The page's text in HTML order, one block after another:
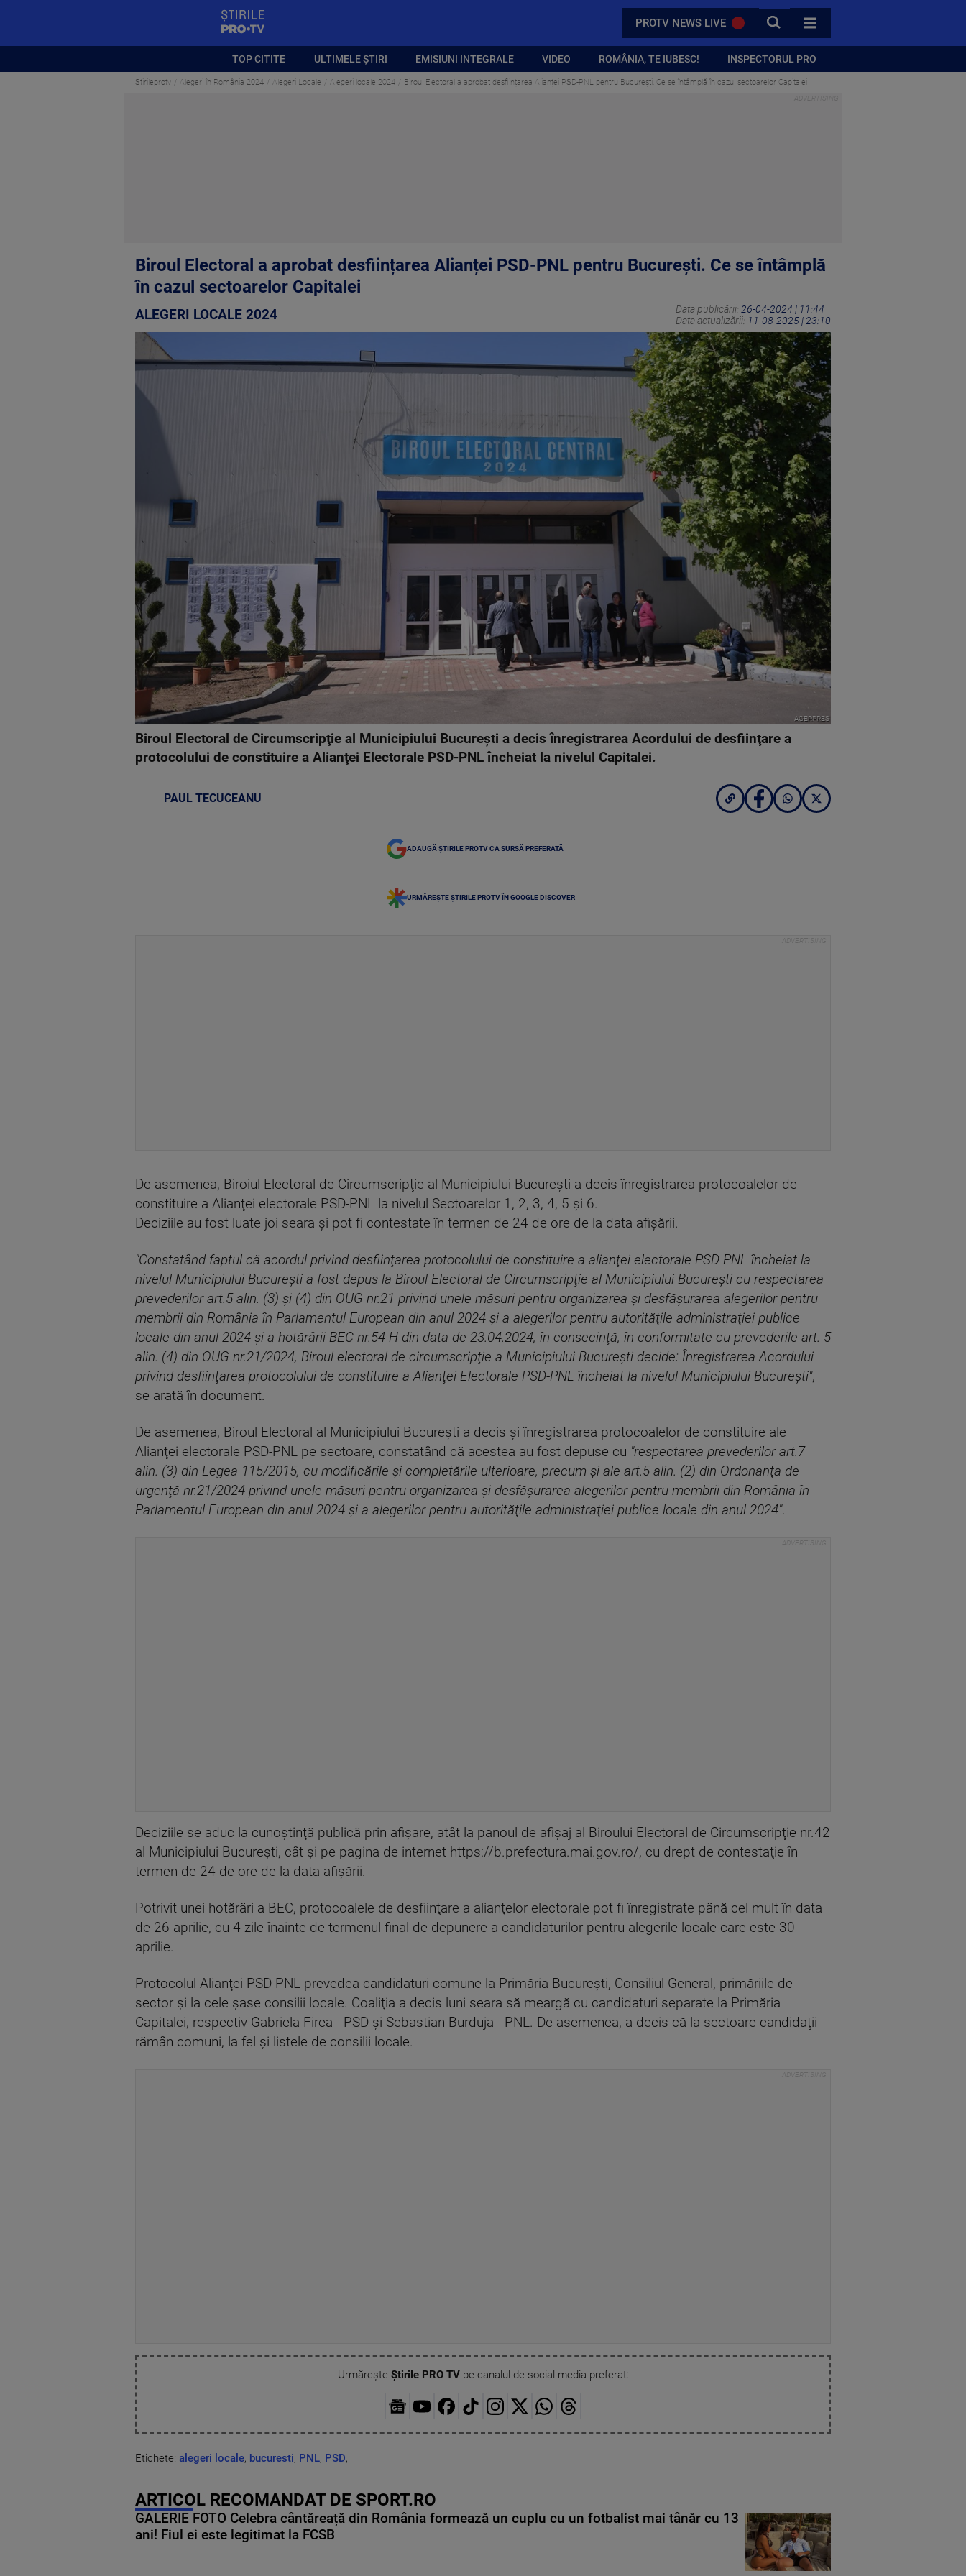
PROTV NEWS LIVE CAUTA
TOATE CATEGORIILE
TOP CITITE ULTIMELE ȘTIRI EMISIUNI INTEGRALE VIDEO ROMÂNIA, TE IUBESC! INSPECTORUL PRO
Stirileprotv Alegeri în România 2024 Alegeri Locale Alegeri locale 2024 Biroul Electoral a aprobat desființarea Alianței PSD-PNL pentru București. Ce se întâmplă în cazul sectoarelor Capitalei
Biroul Electoral a aprobat desființarea Alianței PSD-PNL pentru București. Ce se întâmplă
în cazul sectoarelor Capitalei
ALEGERI LOCALE 2024 Data publicării: 26-04-2024 | 11:44
Data actualizării: 11-08-2025 | 23:10
AGERPRES
Biroul Electoral de Circumscripţie al Municipiului Bucureşti a decis înregistrarea Acordului de desfiinţare a
protocolului de constituire a Alianţei Electorale PSD-PNL încheiat la nivelul Capitalei.
PAUL TECUCEANU
ADAUGĂ ȘTIRILE PROTV CA SURSĂ PREFERATĂ
URMĂREȘTE ȘTIRILE PROTV ÎN GOOGLE DISCOVER
De asemenea, Biroiul Electoral de Circumscripţie al Municipiului Bucureşti a decis înregistrarea protocoalelor de
constituire a Alianţei electorale PSD-PNL la nivelul Sectoarelor 1, 2, 3, 4, 5 şi 6.
Deciziile au fost luate joi seara şi pot fi contestate în termen de 24 de ore de la data afişării.
"Constatând faptul că acordul privind desfiinţarea protocolului de constituire a alianţei electorale PSD PNL încheiat la
nivelul Municipiului Bucureşti a fost depus la Biroul Electoral de Circumscripţie al Municipiului Bucureşti cu respectarea
prevederilor art.5 alin. (3) şi (4) din OUG nr.21 privind unele măsuri pentru organizarea şi desfăşurarea alegerilor pentru
membrii din România în Parlamentul European din anul 2024 şi a alegerilor pentru autorităţile administraţiei publice
locale din anul 2024 şi a hotărârii BEC nr.54 H din data de 23.04.2024, în consecinţă, în conformitate cu prevederile art. 5
alin. (4) din OUG nr.21/2024, Biroul electoral de circumscripţie a Municipiului Bucureşti decide: Înregistrarea Acordului
privind desfiinţarea protocolului de constituire a Alianţei Electorale PSD-PNL încheiat la nivelul Municipiului Bucureşti",
se arată în document.
De asemenea, Biroul Electoral al Municipiului Bucureşti a decis şi înregistrarea protocoalelor de constituire ale
Alianţei electorale PSD-PNL pe sectoare, constatând că acestea au fost depuse cu "respectarea prevederilor art.7
alin. (3) din Legea 115/2015, cu modificările şi completările ulterioare, precum şi ale art.5 alin. (2) din Ordonanţa de
urgenţă nr.21/2024 privind unele măsuri pentru organizarea şi desfăşurarea alegerilor pentru membrii din România în
Parlamentul European din anul 2024 şi a alegerilor pentru autorităţile administraţiei publice locale din anul 2024".
Deciziile se aduc la cunoştinţă publică prin afişare, atât la panoul de afişaj al Biroului Electoral de Circumscripţie nr.42
al Municipiului Bucureşti, cât şi pe pagina de internet https://b.prefectura.mai.gov.ro/, cu drept de contestaţie în
termen de 24 de ore de la data afişării.
Potrivit unei hotărâri a BEC, protocoalele de desfiinţare a alianţelor electorale pot fi înregistrate până cel mult în data
de 26 aprilie, cu 4 zile înainte de termenul final de depunere a candidaturilor pentru alegerile locale care este 30
aprilie.
Protocolul Alianţei PSD-PNL prevedea candidaturi comune la Primăria Bucureşti, Consiliul General, primăriile de
sector şi la cele şase consilii locale. Coaliţia a decis luni seara să meargă cu candidaturi separate la Primăria
Capitalei, respectiv Gabriela Firea - PSD şi Sebastian Burduja - PNL. De asemenea, a decis că la sectoare candidaţii
rămân comuni, la fel şi listele de consilii locale.
Urmărește Știrile PRO TVpe canalul de social media preferat:
Etichete: alegeri locale, bucuresti, PNL, PSD,
ARTICOL RECOMANDAT DE SPORT.RO
GALERIE FOTO Celebra cântăreață din România formează un cuplu cu un fotbalist mai tânăr cu 13
ani! Fiul ei este legitimat la FCSB